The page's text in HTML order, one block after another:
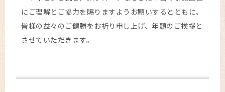
にご理解とご協力を賜りますようお願いするとともに、
皆様の益々のご健勝をお祈り申し上げ、年頭のご挨拶と
させていただきます。